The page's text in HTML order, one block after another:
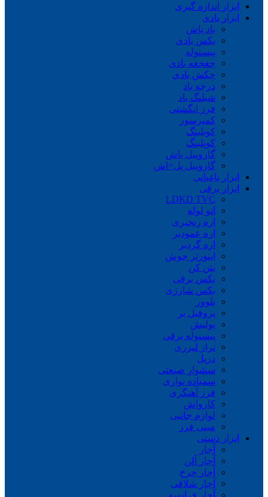
ابزار اندازه گیری
ابزار بادی
باد پاش
بکس بادی
پیستوله
جغجغه بادی
چکش بادی
درجه باد
شیلنگ باد
فرز انگشتی
کمپرسور
کوبلینگ
کوپلینگ
گازوییل پاش
گازوییل پل=اش
ابزار باغبانی
ابزار برقی
LDKD TVC
اتو لوله
اره زنجیری
اره عمودبر
اره گردبر
اینورتر جوش
بتن کن
بکس برقی
بکس شارژی
بلوور
پروفیل بر
پولیش
پیستوله برقی
تراز لیزری
دریل
سشوار صنعتی
سمباده نواری
فرز آهنگری
کارواش
لوازم جانبی
مینی فرز
ابزار دستی
آچار
آچار آلن
آچار چرخ
آچار شلاقی
آچار فرانسه